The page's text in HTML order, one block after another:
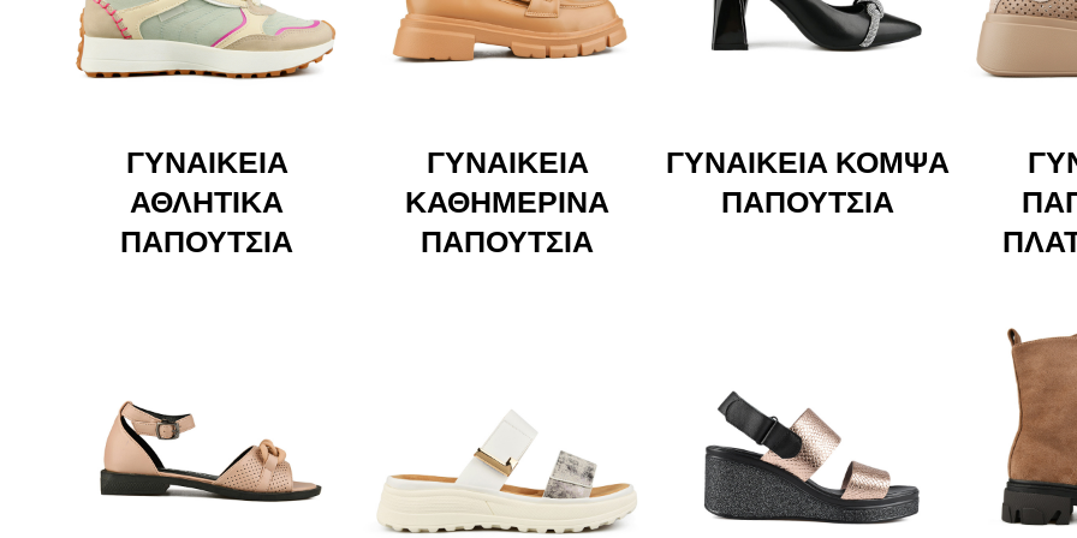
ΓΥΝΑΙΚΕΊΑ
ΑΘΛΗΤΙΚΆ
ΠΑΠΟΎΤΣΙΑ
ΓΥΝΑΙΚΕΊΑ
ΚΑΘΗΜΕΡΙΝΆ
ΠΑΠΟΎΤΣΙΑ
ΓΥΝΑΙΚΕΊΑ ΚΟΜΨΆ
ΠΑΠΟΎΤΣΙΑ